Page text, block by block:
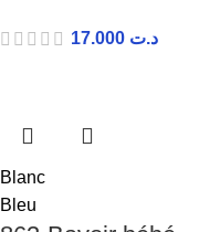
د.ت
Blanc
Bleu